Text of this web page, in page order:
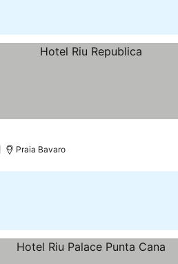
Praia Bavaro